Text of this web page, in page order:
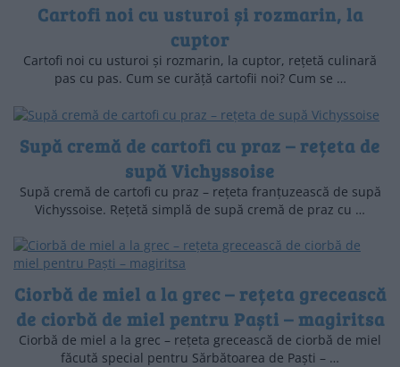
Cartofi noi cu usturoi și rozmarin, la
cuptor
Cartofi noi cu usturoi și rozmarin, la cuptor, rețetă culinară
pas cu pas. Cum se curăță cartofii noi? Cum se …
Supă cremă de cartofi cu praz – rețeta de
supă Vichyssoise
Supă cremă de cartofi cu praz – rețeta franțuzească de supă
Vichyssoise. Rețetă simplă de supă cremă de praz cu …
Ciorbă de miel a la grec – rețeta grecească
de ciorbă de miel pentru Paști – magiritsa
Ciorbă de miel a la grec – rețeta grecească de ciorbă de miel
făcută special pentru Sărbătoarea de Paști – …